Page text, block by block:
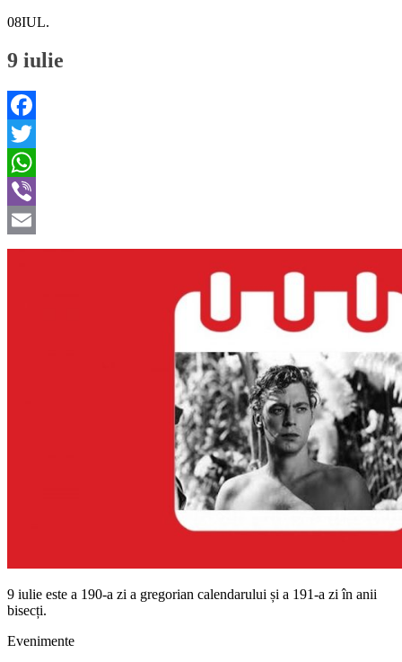
08IUL.
9 iulie
Facebook
Twitter
WhatsApp
Viber
Email
9 iulie este a 190-a zi a gregorian calendarului și a 191-a zi în anii
bisecți.
Evenimente